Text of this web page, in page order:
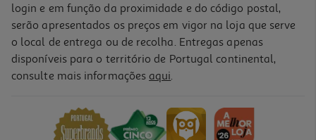
4.4
Toner Original Hp 135a Preto Laser
62,99 €
login e em função da proximidade e do código postal,
serão apresentados os preços em vigor na loja que serve
o local de entrega ou de recolha. Entregas apenas
disponíveis para o território de Portugal continental,
consulte mais informações aqui.